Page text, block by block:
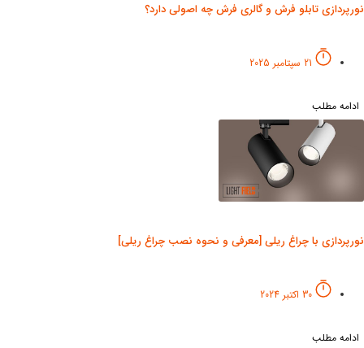
نورپردازی تابلو فرش و گالری فرش چه اصولی دارد؟
21 سپتامبر 2025
ادامه مطلب
نورپردازی با چراغ ریلی [معرفی و نحوه نصب چراغ ریلی]
30 اکتبر 2024
ادامه مطلب